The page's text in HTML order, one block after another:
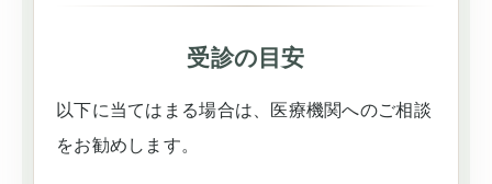
受診の目安
以下に当てはまる場合は、医療機関へのご相談
をお勧めします。